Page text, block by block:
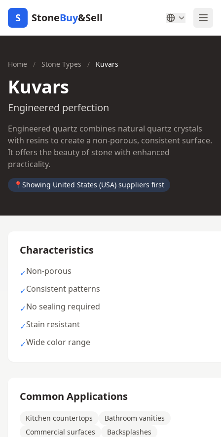
S StoneBuy&Sell
Home / Stone Types / Kuvars
Kuvars
Engineered perfection
Engineered quartz combines natural quartz crystals
with resins to create a non-porous, consistent surface.
It offers the beauty of stone with enhanced
practicality.
📍 Showing United States (USA) suppliers first
Characteristics
✓Non-porous
✓Consistent patterns
✓No sealing required
✓Stain resistant
✓Wide color range
Common Applications
Kitchen countertops
Bathroom vanities
Commercial surfaces
Backsplashes